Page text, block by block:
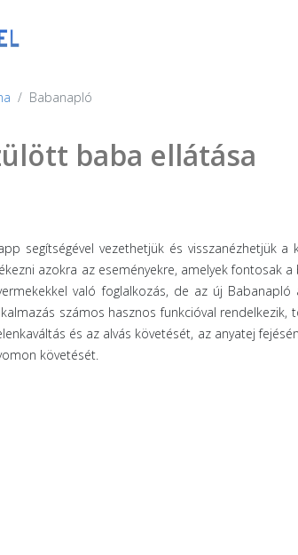
Babanapló
baba ellátása
segítségével vezethetjük és visszanézhetjük
azokra az eseményekre, amelyek fontosak
való foglalkozás, de az új
számos hasznos funkcióval
és az alvás követését, az anyatej
követését.